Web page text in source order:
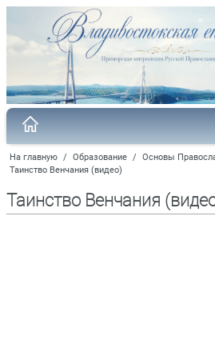
На главную / Образование / Основы
Таинство Венчания (видео)
Таинство Венчания